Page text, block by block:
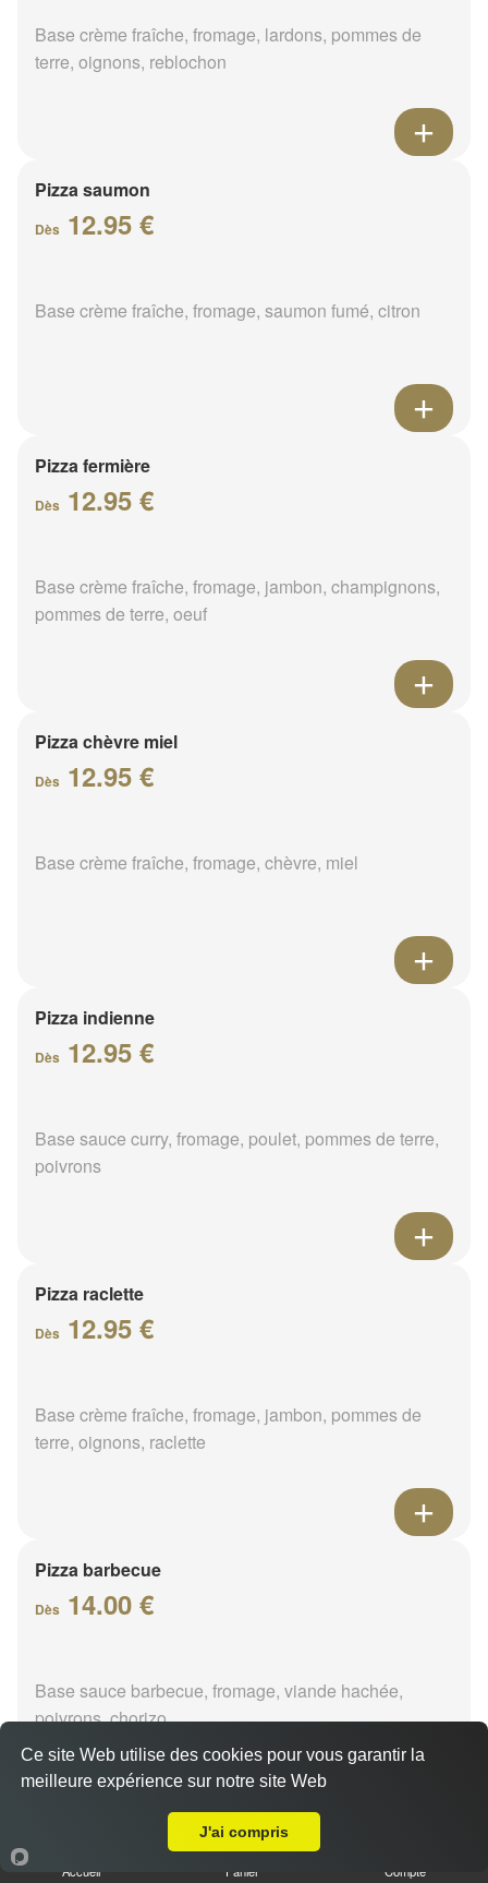
Base crème fraîche, fromage, lardons, pommes de
terre, oignons, reblochon
Pizza saumon
Dès 12.95 €
Base crème fraîche, fromage, saumon fumé, citron
Pizza fermière
Dès 12.95 €
Base crème fraîche, fromage, jambon, champignons,
pommes de terre, oeuf
Pizza chèvre miel
Dès 12.95 €
Base crème fraîche, fromage, chèvre, miel
Pizza indienne
Dès 12.95 €
Base sauce curry, fromage, poulet, pommes de terre,
poivrons
Pizza raclette
Dès 12.95 €
Base crème fraîche, fromage, jambon, pommes de
terre, oignons, raclette
Pizza barbecue
Dès 14.00 €
Base sauce barbecue, fromage, viande hachée,
poivrons, chorizo
Accueil Panier Compte
Ce site Web utilise des cookies pour vous garantir la
meilleure expérience sur notre site Web
J'ai compris